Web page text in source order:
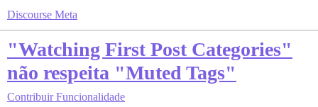
Discourse Meta
"Watching First Post Categories"
não respeita "Muted Tags"
Contribuir Funcionalidade